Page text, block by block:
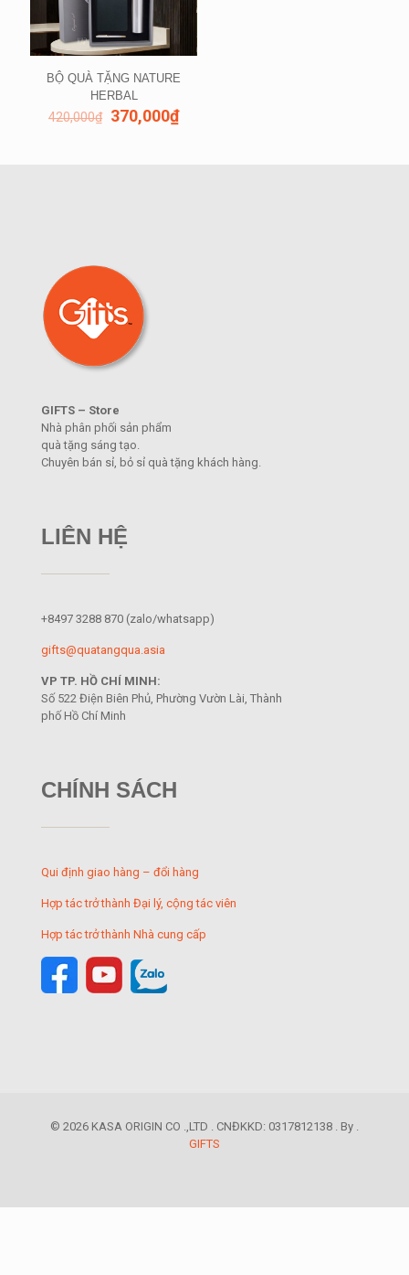
BỘ QUÀ TẶNG NATURE
HERBAL
420,000₫ 370,000₫
GIFTS – Store
Nhà phân phối sản phẩm
quà tặng sáng tạo.
Chuyên bán sỉ, bỏ sỉ quà tặng khách hàng.
LIÊN HỆ
+8497 3288 870 (zalo/whatsapp)
gifts@quatangqua.asia
VP TP. HỒ CHÍ MINH:
Số 522 Điện Biên Phủ, Phường Vườn Lài, Thành
phố Hồ Chí Minh
CHÍNH SÁCH
Qui định giao hàng – đổi hàng
Hợp tác trở thành Đại lý, cộng tác viên
Hợp tác trở thành Nhà cung cấp
© 2026 KASA ORIGIN CO .,LTD . CNĐKKD: 0317812138 . By .
GIFTS